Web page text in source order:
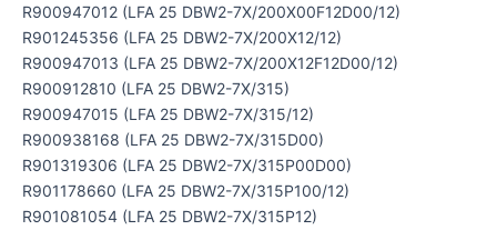
R900947012 (LFA 25 DBW2-7X/200X00F12D00/12)
R901245356 (LFA 25 DBW2-7X/200X12/12)
R900947013 (LFA 25 DBW2-7X/200X12F12D00/12)
R900912810 (LFA 25 DBW2-7X/315)
R900947015 (LFA 25 DBW2-7X/315/12)
R900938168 (LFA 25 DBW2-7X/315D00)
R901319306 (LFA 25 DBW2-7X/315P00D00)
R901178660 (LFA 25 DBW2-7X/315P100/12)
R901081054 (LFA 25 DBW2-7X/315P12)